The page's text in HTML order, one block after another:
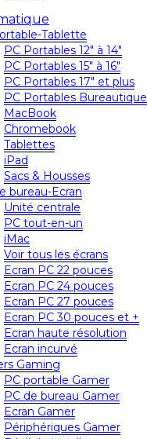
Tablette
PC Portables 12″ à 14″
PC Portables 15″ à 16″
PC Portables 17″ et plus
PC Portables Bureautique
MacBook
Chromebook
Tablettes
iPad
Sacs & Housses
bureau-Ecran
Unité centrale
PC tout-en-un
iMac
Voir tous les écrans
Ecran PC 22 pouces
Ecran PC 24 pouces
Ecran PC 27 pouces
Ecran PC 30 pouces et +
Ecran haute résolution
Ecran incurvé
Gaming
PC portable Gamer
PC de bureau Gamer
Ecran Gamer
Périphériques Gamer